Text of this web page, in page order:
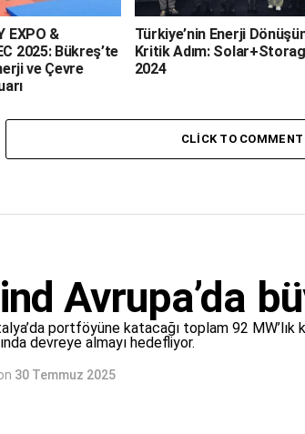
EXPO &
2025: Bükreş’te
ve Çevre
Türkiye’nin Enerji
Kritik Adım:
2024
CLICK TO COMMENT
Avrupa’da
portföyüne katacağı toplam 92 MW’lık
devreye almayı hedefliyor.
30 Temmuz 2025